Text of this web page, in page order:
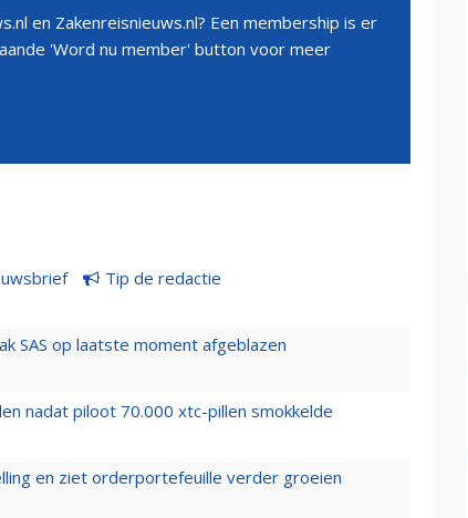
en Zakenreisnieuws.nl? Een membership is er
'Word nu member' button voor meer
Tip de redactie
SAS op laatste moment afgeblazen
nadat piloot 70.000 xtc-pillen smokkelde
en ziet orderportefeuille verder groeien